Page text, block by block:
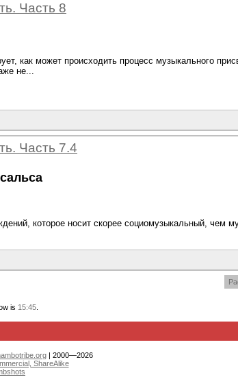
Часть 8
как может происходить процесс музыкального
не...
Часть 7.4
которое носит скорее социомузыкальный, чем
is 15:45.
| 2000—2026
ShareAlike